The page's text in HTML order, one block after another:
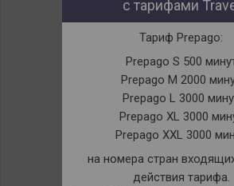
с тарифами
Тариф Prepago:
Prepago S 500
Prepago M 2000
Prepago L 3000
Prepago XL 3000
Prepago XXL 3000
на номера стран
действия тарифа.